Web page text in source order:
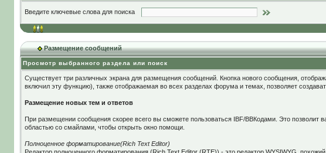
Введите ключевые слова для поиска
Размещение сообщений
Просмотр выбранного раздела или поиск
Существует три различных экрана для размещения сообщений. Кнопка нового сообщения,
включил эту функцию), также отображаемая во всех разделах форума и темах, позволяет
Размещение новых тем и ответов
При размещении сообщения скорее всего вы сможете пользоваться IBF/BBКодами. Это
областью со смайлами, чтобы открыть окно помощи.
Полноценное форматирование(Rich Text Editor)